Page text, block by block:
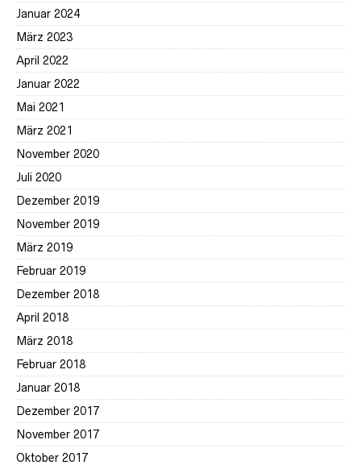
Januar 2024
März 2023
April 2022
Januar 2022
Mai 2021
März 2021
November 2020
Juli 2020
Dezember 2019
November 2019
März 2019
Februar 2019
Dezember 2018
April 2018
März 2018
Februar 2018
Januar 2018
Dezember 2017
November 2017
Oktober 2017